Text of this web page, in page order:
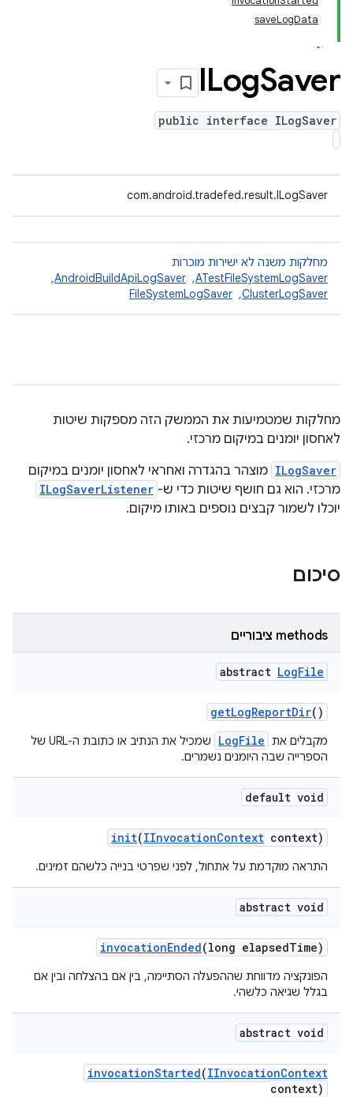
saveLogData
ILogSaver
public interface ILogSaver
com.android.tradefed.result.ILogSaver
מחלקות משנה לא ישירות מוכרות
ATestFileSystemLogSaver
, ‏
AndroidBuildApiLogSaver
, ‏
ClusterLogSaver
, ‏
FileSystemLogSaver
מחלקות שמטמיעות את הממשק הזה מספקות שיטות
לאחסון יומנים במיקום מרכזי.
ILogSaver מוצהר בהגדרה ואחראי לאחסון יומנים במיקום
מרכזי. הוא גם חושף שיטות כדי ש- ILogSaverListener
יוכלו לשמור קבצים נוספים באותו מיקום.
סיכום
‫methods ציבוריים
abstract LogFile
getLogReportDir()
מקבלים את LogFile
שמכיל את הנתיב או כתובת ה-URL של
הספרייה שבה היומנים נשמרים.
default void
init(IInvocationContext context)
התראה מוקדמת על אתחול, לפני שפרטי בנייה כלשהם זמינים.
abstract void
invocationEnded(long elapsedTime)
הפונקציה מדווחת שההפעלה הסתיימה, בין אם בהצלחה ובין אם
בגלל שגיאה כלשהי.
abstract void
invocationStarted(IInvocationContext
context)